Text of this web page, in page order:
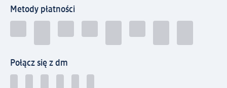
Metody płatności
Połącz się z dm